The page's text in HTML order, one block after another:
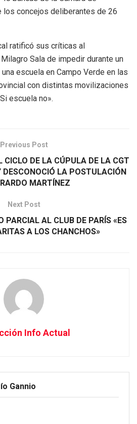
los concejos deliberantes de 26
ratificó sus críticas al
Sala de impedir durante un
escuela en Campo Verde en las
con distintas movilizaciones
escuela no».
Previous Post
CICLO DE LA CÚPULA DE LA CGT
DESCONOCIÓ LA POSTULACIÓN
MARTÍNEZ
Next Post
PARCIAL AL CLUB DE PARÍS «ES
A LOS CHANCHOS»
Info Actual
Gannio